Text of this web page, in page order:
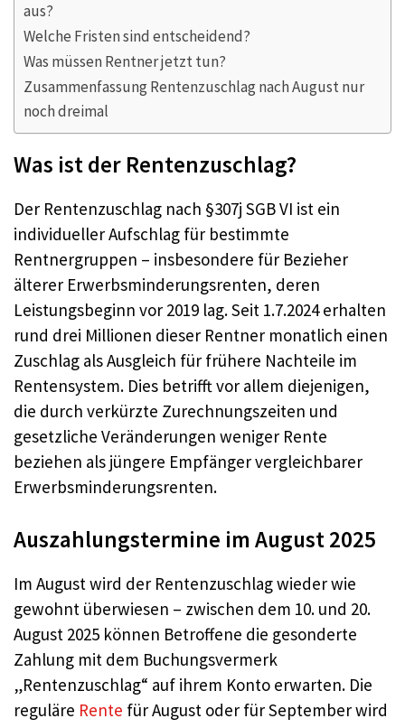
aus?
Welche Fristen sind entscheidend?
Was müssen Rentner jetzt tun?
Zusammenfassung Rentenzuschlag nach August nur
noch dreimal
Was ist der Rentenzuschlag?
Der Rentenzuschlag nach §307j SGB VI ist ein
individueller Aufschlag für bestimmte
Rentnergruppen – insbesondere für Bezieher
älterer Erwerbsminderungsrenten, deren
Leistungsbeginn vor 2019 lag. Seit 1.7.2024 erhalten
rund drei Millionen dieser Rentner monatlich einen
Zuschlag als Ausgleich für frühere Nachteile im
Rentensystem. Dies betrifft vor allem diejenigen,
die durch verkürzte Zurechnungszeiten und
gesetzliche Veränderungen weniger Rente
beziehen als jüngere Empfänger vergleichbarer
Erwerbsminderungsrenten.
Auszahlungstermine im August 2025
Im August wird der Rentenzuschlag wieder wie
gewohnt überwiesen – zwischen dem 10. und 20.
August 2025 können Betroffene die gesonderte
Zahlung mit dem Buchungsvermerk
„Rentenzuschlag“ auf ihrem Konto erwarten. Die
reguläre Rente für August oder für September wird